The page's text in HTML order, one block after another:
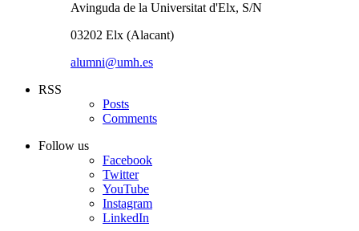
Avinguda de la Universitat d'Elx, S/N
03202 Elx (Alacant)
alumni@umh.es
RSS
Posts
Comments
Follow us
Facebook
Twitter
YouTube
Instagram
LinkedIn